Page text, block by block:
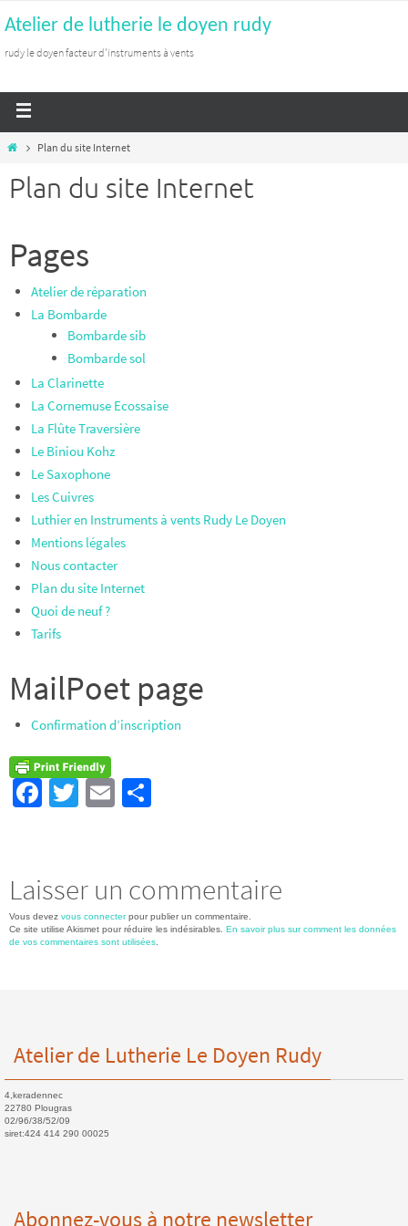
Atelier de lutherie le doyen rudy
rudy le doyen facteur d'instruments à vents
Plan du site Internet
Plan du site Internet
Pages
Atelier de réparation
La Bombarde
Bombarde sib
Bombarde sol
La Clarinette
La Cornemuse Ecossaise
La Flûte Traversière
Le Biniou Kohz
Le Saxophone
Les Cuivres
Luthier en Instruments à vents Rudy Le Doyen
Mentions légales
Nous contacter
Plan du site Internet
Quoi de neuf ?
Tarifs
MailPoet page
Confirmation d’inscription
Fa
o
o
k
T
er
E
er
Laisser un commentaire
Vous devez vous connecterpour publier un commentaire.
Ce site utilise Akismet pour réduire les indésirables. En savoir plus sur comment les données
de vos commentaires sont utilisées.
Atelier de Lutherie Le Doyen Rudy
4,keradennec
22780 Plougras
02/96/38/52/09
siret:424 414 290 00025
Abonnez-vous à notre newsletter